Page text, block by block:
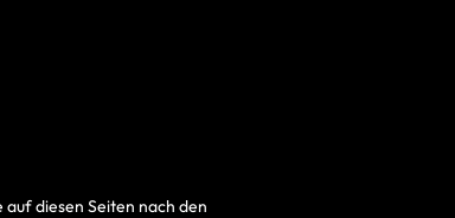
diesen Seiten nach den